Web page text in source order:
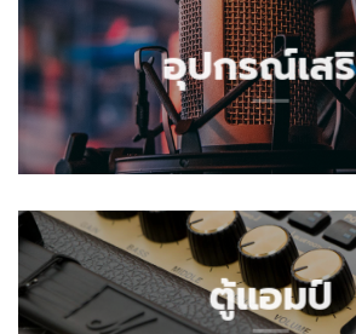
อุปกรณ์เส
ตู้แอมป์